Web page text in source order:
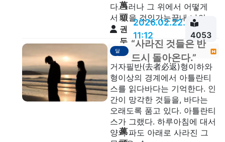
다.그러나 그 위에서 어떻게
서 있을 것인가는끝내 나의 ...
萬
頭
권
두
안
2026.02.22.
11:12
4053
달
음
“사라진 것들은 반
드시 돌아온다.”
거자필반(去者必返)형이하와
형이상의 경계에서 아틀란티
스를 읽다바다는 기억한다. 인
간이 망각한 것들을, 바다는
오래도록 품고 있다. 아틀란티
스가 그랬다. 하루아침에 대서
양의 파도 아래로 사라진 그
萬